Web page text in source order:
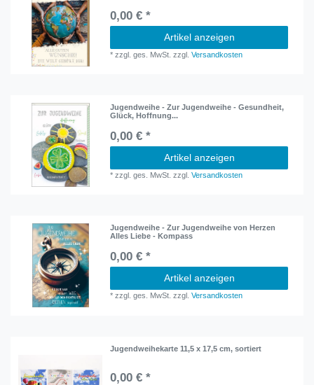
0,00 € *
Artikel anzeigen
*zzgl. ges. MwSt. zzgl.Versandkosten
Jugendweihe - Zur Jugendweihe - Gesundheit,
Glück, Hoffnung...
0,00 € *
Artikel anzeigen
*zzgl. ges. MwSt. zzgl.Versandkosten
Jugendweihe - Zur Jugendweihe von Herzen
Alles Liebe - Kompass
0,00 € *
Artikel anzeigen
*zzgl. ges. MwSt. zzgl.Versandkosten
Jugendweihekarte 11,5 x 17,5 cm, sortiert
0,00 € *